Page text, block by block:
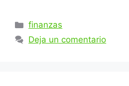
Categorías
finanzas
Deja un comentario